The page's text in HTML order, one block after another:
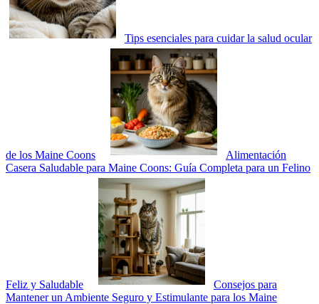
Tips esenciales para cuidar la salud ocular
de los Maine Coons
Alimentación
Casera Saludable para Maine Coons: Guía Completa para un Felino
Feliz y Saludable
Consejos para
Mantener un Ambiente Seguro y Estimulante para los Maine